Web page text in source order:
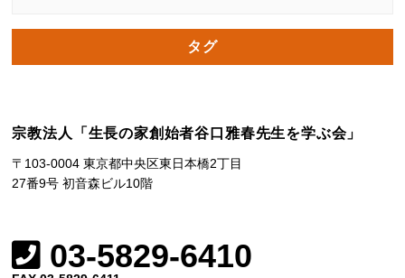
タグ
宗教法人「生長の家創始者谷口雅春先生を学ぶ会」
〒103-0004 東京都中央区東日本橋2丁目
27番9号 初音森ビル10階
03-5829-6410